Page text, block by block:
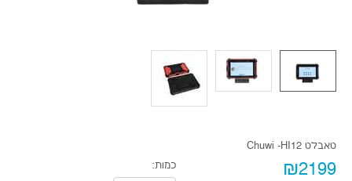
טאבלט Chuwi -HI12
₪2199 כמות: